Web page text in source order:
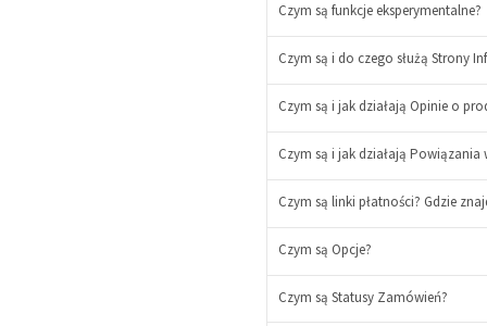
-
+
Czym są funkcje eksperymentalne?
Czym są i do czego służą Strony
Czym są i jak działają Opinie o
Czym są i jak działają
Czym są linki płatności? Gdzie
Czym są Opcje?
Czym są Statusy Zamówień?